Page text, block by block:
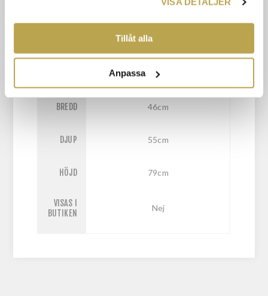
DU HAR TILLHANDAHÅLLIT ELLER SOM DE HAR
SAMLAT IN NÄR DU HAR ANVÄNT DERAS
Tillåt alla
Anpassa
ÅNGERRÄTT
BREDD 46cm
DJUP 55cm
HÖJD 79cm
VISAS I
BUTIKEN
Nej